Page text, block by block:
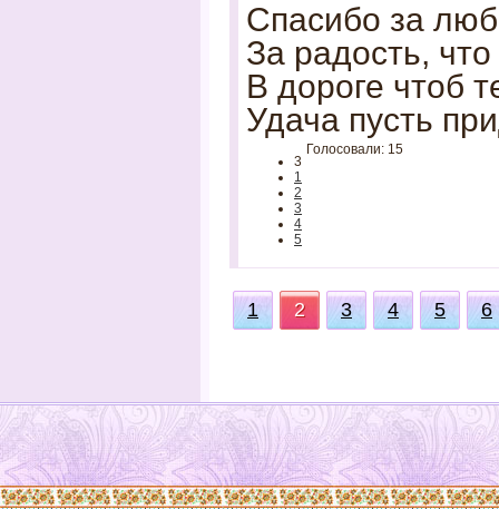
Спасибо за
За радость,
В дороге чтоб
Удача пусть
3
1
2
3
4
5
Голосовали: 15
1 2 3 4 5 6